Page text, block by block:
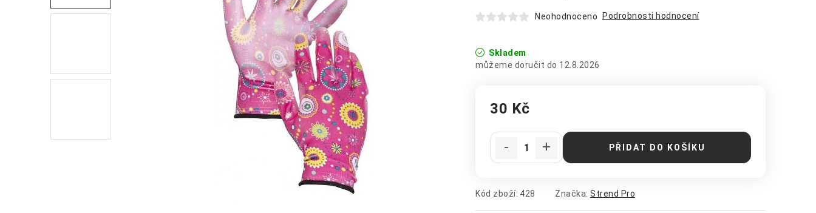
Neohodnoceno Podrobnosti hodnocení
Skladem
12.8.2026
30 Kč
PŘIDAT DO KOŠÍKU
Kód zboží: 428 Značka: Strend Pro